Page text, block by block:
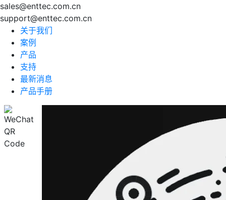
sales@enttec.com.cn
support@enttec.com.cn
关于我们
案例
产品
支持
最新消息
产品手册